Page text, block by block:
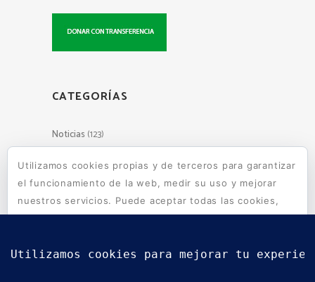
CATEGORÍAS
Noticias(123)
Escuelas de Wara Wara en tu
mail
Utilizamos cookies propias y de terceros para garantizar
el funcionamiento de la web, medir su uso y mejorar
nuestros servicios. Puede aceptar todas las cookies,
rechazar las no necesarias o configurar sus